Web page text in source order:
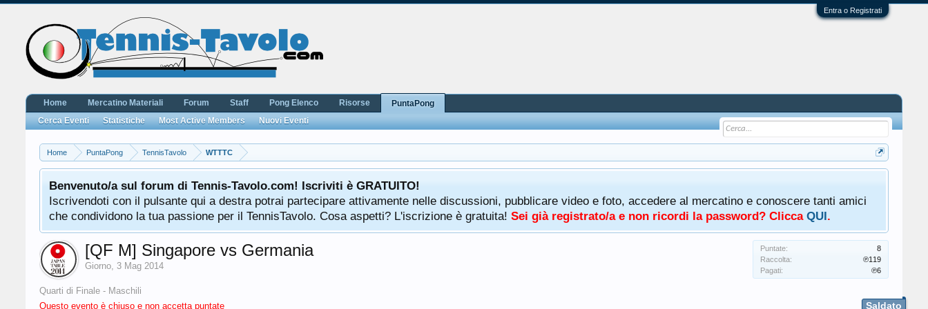
Entra o Registrati
Home PuntaPong TennisTavolo WTTTC
Benvenuto/a sul forum di Tennis-Tavolo.com! Iscriviti è GRATUITO!
Iscrivendoti con il pulsante qui a destra potrai partecipare attivamente nelle discussioni, pubblicare video e foto, accedere al mercatino e conoscere tanti amici
che condividono la tua passione per il TennisTavolo. Cosa aspetti? L'iscrizione è gratuita! Sei già registrato/a e non ricordi la password? Clicca QUI.
Puntate:
8
Raccolta:
℗119
Pagati:
℗6
[QF M] Singapore vs Germania
Giorno, 3 Mag 2014
Saldato
Quarti di Finale - Maschili
Questo evento è chiuso e non accetta puntate
Home Mercatino Materiali Forum Staff Pong Elenco Risorse
PuntaPong
Cerca Eventi
Statistiche Most Active Members Nuovi Eventi